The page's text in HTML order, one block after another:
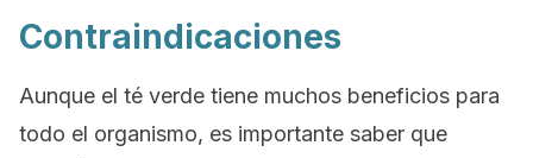
Contraindicaciones
Aunque el té verde tiene muchos beneficios para
todo el organismo, es importante saber que